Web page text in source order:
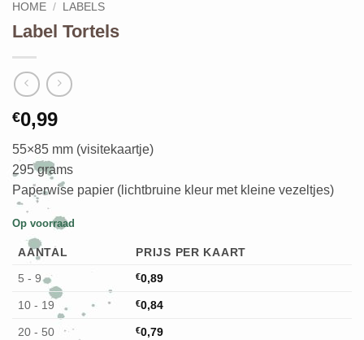
HOME / LABELS
Label Tortels
€0,99
55×85 mm (visitekaartje)
295 grams
Paperwise papier (lichtbruine kleur met kleine vezeltjes)
Op voorraad
AANTAL
PRIJS PER KAART
5 - 9
€0,89
10 - 19 €0,84
20 - 50 €0,79